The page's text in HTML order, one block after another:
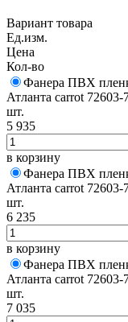
Вариант товара
Ед.изм.
Цена
Кол-во
Фанера ПВХ
Атланта carrot 72603-
шт.
5 935
в корзину
Фанера ПВХ
Атланта carrot 72603-
шт.
6 235
в корзину
Фанера ПВХ
Атланта carrot 72603-
шт.
7 035